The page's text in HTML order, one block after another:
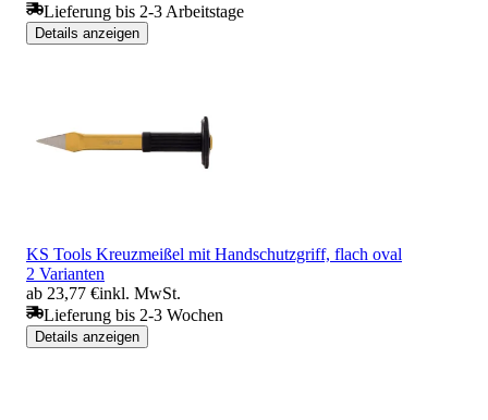
Lieferung bis 2-3 Arbeitstage
Details anzeigen
KS Tools Kreuzmeißel mit Handschutzgriff, flach oval
2 Varianten
ab 23,77 €inkl. MwSt.
Lieferung bis 2-3 Wochen
Details anzeigen